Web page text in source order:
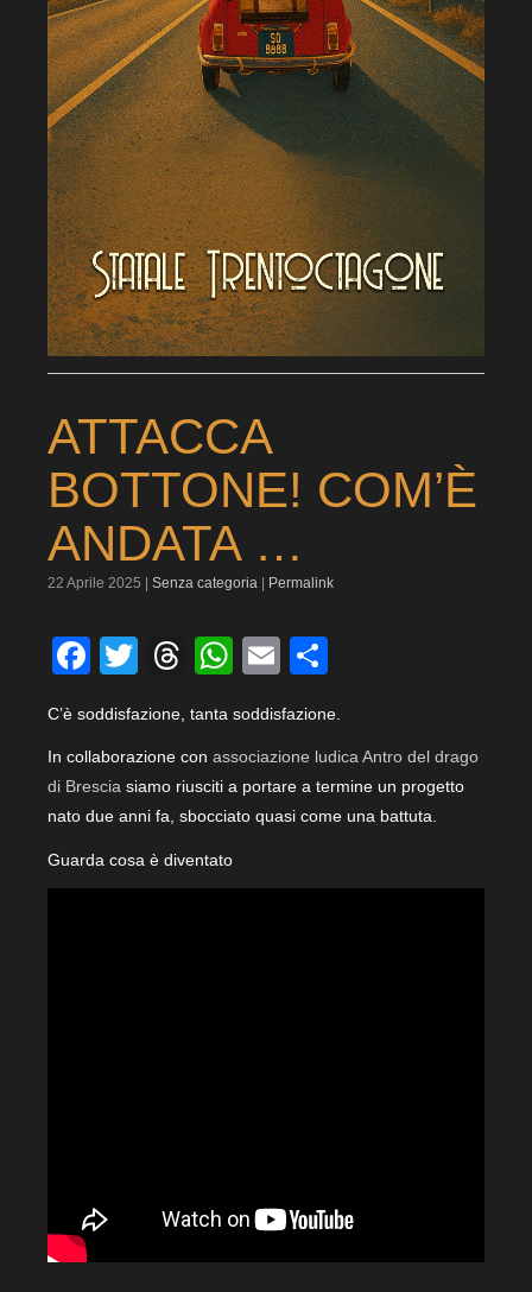
ATTACCA
BOTTONE! COM’È
ANDATA …
22 Aprile 2025 | Senza categoria Permalink
Facebook
Twitter
Threads
WhatsApp
Email
C’è soddisfazione, tanta soddisfazione.
In collaborazione con associazione ludica Antro del drago
di Brescia siamo riusciti a portare a termine un progetto
nato due anni fa, sbocciato quasi come una battuta.
Guarda cosa è diventato